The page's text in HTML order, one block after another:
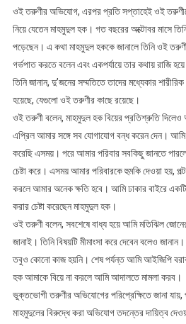
ওই তরুণীর অভিযোগ, এরপর প্রতি সপ্তাহেই ওই
নিয়ে যেতেন মাহমুদুল হক। গত বছরের অক্টোবর মাসে
পড়েছেন। এ কথা মাহমুদুল হককে জানালে তিনি ওই
গর্ভপাত করতে বলেন এবং একপর্যায়ে তার কথায় রাজি
তিনি জানান, দু’জনের সম্মতিতে তাদের মধ্যেকার
হয়েছে, যেগুলো ওই তরুণীর কাছে রয়েছে।
ওই তরুণী বলেন, মাহমুদুল হক বিয়ের প্রতিশ্রুতি
এপ্রিল আমার সঙ্গে সব যোগাযোগ বন্ধ করেন দেন। আমি
করেছি এসময়। পরে আমার পরিবার সবকিছু জানতে
চেষ্টা করে। এসময় আমার পরিবারকে হুমকি দেওয়া হয়,
করলে আমার অনেক ক্ষতি হবে। আমি ঢাকার বাইরে
করার চেষ্টা করেছেন মাহমুদুল হক।
ওই তরুণী বলেন, সবশেষে বাধ্য হয়ে আমি মতিঝিল
জানাই। তিনি বিষয়টি মীমাংসা করে দেবেন বলেও
তবুও কোনো কাজ হয়নি। শেষ পর্যন্ত আমি আইজিপি
হক আমাকে বিয়ে না করলে আমি আদালতে মামলা করব।
ভুক্তভোগী তরুণীর অভিযোগের পরিপ্রেক্ষিতে জানা যায়,
মাহমুদুলের বিরুদ্ধে করা অভিযোগ তদন্তের দায়িত্ব